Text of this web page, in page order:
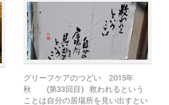
グリーフケアのつどい 2015年
秋 (第33回目) 救われるという
ことは自分の居場所を見い出すとい